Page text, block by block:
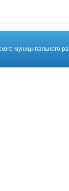
муниципального